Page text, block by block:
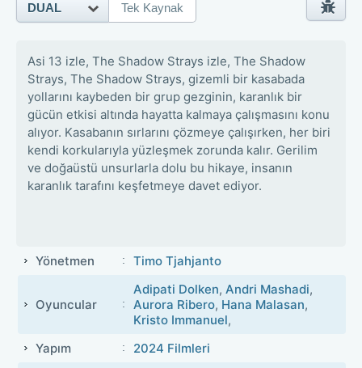
Asi 13 izle, The Shadow Strays izle, The Shadow
Strays, The Shadow Strays, gizemli bir kasabada
yollarını kaybeden bir grup gezginin, karanlık bir
gücün etkisi altında hayatta kalmaya çalışmasını konu
alıyor. Kasabanın sırlarını çözmeye çalışırken, her biri
kendi korkularıyla yüzleşmek zorunda kalır. Gerilim
ve doğaüstü unsurlarla dolu bu hikaye, insanın
karanlık tarafını keşfetmeye davet ediyor.
Yönetmen Timo Tjahjanto
Oyuncular
Adipati Dolken, Andri Mashadi,
Aurora Ribero, Hana Malasan,
Kristo Immanuel,
Yapım
2024 Filmleri
DUAL Tek Kaynak